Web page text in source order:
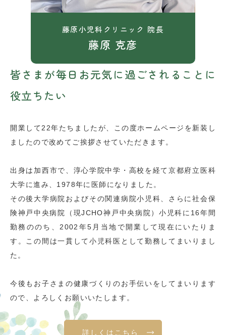
皆さまが毎日お元気に過ごされることに
役立ちたい
開業して22年たちましたが、この度ホームページを新装し
ましたので改めてご挨拶させていただきます。
出身は加西市で、淳心学院中学・高校を経て京都府立医科
大学に進み、1978年に医師になりました。
その後大学病院およびその関連病院小児科、さらに社会保
険神戸中央病院（現JCHO神戸中央病院）小児科に16年間
勤務ののち、2002年5月当地で開業して現在にいたりま
す。この間は一貫して小児科医として勤務してまいりまし
た。
今後もお子さまの健康づくりのお手伝いをしてまいります
ので、よろしくお願いいたします。
詳しくはこちら
藤原小児科クリニック 院長
藤原 克彦